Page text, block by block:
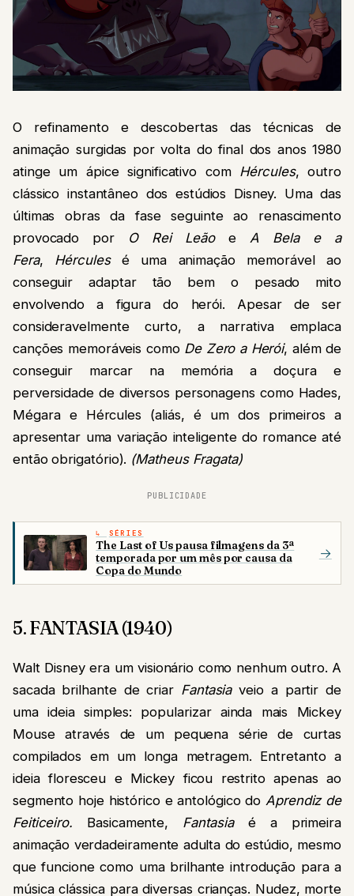
O refinamento e descobertas das técnicas de
animação surgidas por volta do final dos anos 1980
atinge um ápice significativo com Hércules, outro
clássico instantâneo dos estúdios Disney. Uma das
últimas obras da fase seguinte ao renascimento
provocado por O Rei Leãoe A Bela e a
Fera, Hérculesé uma animação memorável ao
conseguir adaptar tão bem o pesado mito
envolvendo a figura do herói. Apesar de ser
consideravelmente curto, a narrativa emplaca
canções memoráveis como De Zero a Herói, além de
conseguir marcar na memória a doçura e
perversidade de diversos personagens como Hades,
Mégara e Hércules (aliás, é um dos primeiros a
apresentar uma variação inteligente do romance até
então obrigatório). (Matheus Fragata)
PUBLICIDADE
SÉRIES
The Last of Us pausa filmagens da 3ª
temporada por um mês por causa da
Copa do Mundo
→
5. FANTASIA (1940)
Walt Disney era um visionário como nenhum outro. A
sacada brilhante de criar Fantasiaveio a partir de
uma ideia simples: popularizar ainda mais Mickey
Mouse através de um pequena série de curtas
compilados em um longa metragem. Entretanto a
ideia floresceu e Mickey ficou restrito apenas ao
segmento hoje histórico e antológico doAprendiz de
Feiticeiro. Basicamente, Fantasia é a primeira
animação verdadeiramente adulta do estúdio, mesmo
que funcione como uma brilhante introdução para a
música clássica para diversas crianças. Nudez, morte